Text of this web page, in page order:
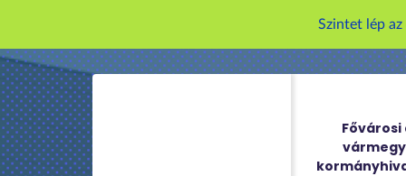
Szintet lép
Fővárosi